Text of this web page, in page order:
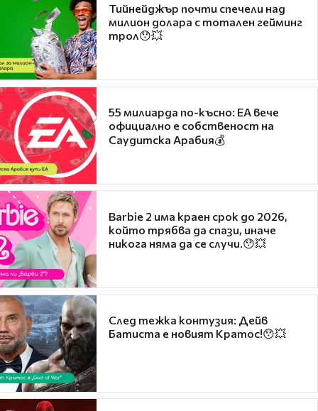
Тийнейджър почти спечели над
милион долара с тотален гейминг
трол😯💥
55 милиарда по-късно: EA вече
официално е собственост на
Саудитска Арабия💰
Barbie 2 има краен срок до 2026,
който трябва да спази, иначе
никога няма да се случи.😯💥
След тежка контузия: Дейв
Батиста е новият Кратос!😯💥